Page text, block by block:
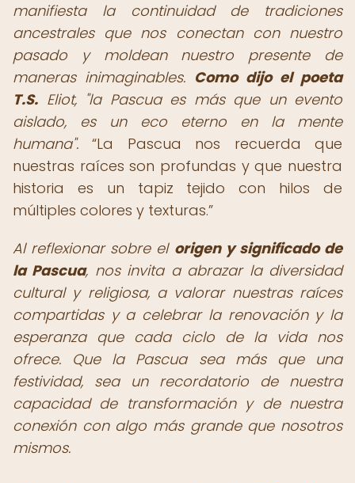
manifiesta la continuidad de tradiciones
ancestrales que nos conectan con nuestro
pasado y moldean nuestro presente de
maneras inimaginables. Como dijo el poeta
T.S. Eliot, "la Pascua es más que un evento
aislado, es un eco eterno en la mente
humana".
La Pascua nos recuerda que
nuestras raíces son profundas y que nuestra
historia es un tapiz tejido con hilos de
múltiples colores y texturas.
Al reflexionar sobre el origen y significado de
la Pascua, nos invita a abrazar la diversidad
cultural y religiosa, a valorar nuestras raíces
compartidas y a celebrar la renovación y la
esperanza que cada ciclo de la vida nos
ofrece. Que la Pascua sea más que una
festividad, sea un recordatorio de nuestra
capacidad de transformación y de nuestra
conexión con algo más grande que nosotros
mismos.